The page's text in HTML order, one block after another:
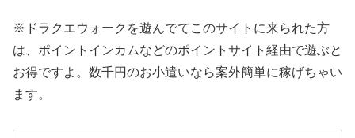
※ドラクエウォークを遊んでてこのサイトに来られた方
は、ポイントインカムなどのポイントサイト経由で遊ぶと
お得ですよ。数千円のお小遣いなら案外簡単に稼げちゃい
ます。